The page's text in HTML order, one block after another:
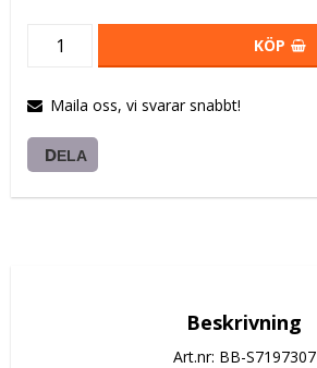
KÖP
Maila oss, vi svarar snabbt!
DELA
Beskrivning
Art.nr: BB-S7197307